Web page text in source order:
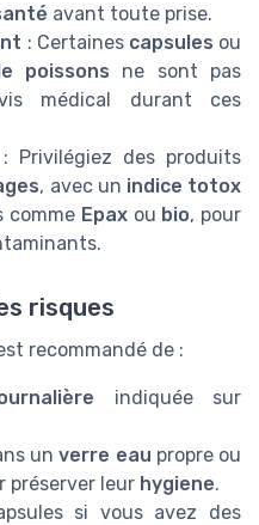
avant toute prise.
: Certaines capsules ou
poissons ne sont pas
médical durant ces
: Privilégiez des produits
, avec un indice totox
comme Epaxou bio, pour
risques
recommandé de :
indiquée sur
unverre eau propre ou
préserver leur hygiene.
si vous avez des